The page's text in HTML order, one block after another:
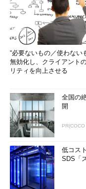
“必要ないもの／使わない
無効化し、クライアント
リティを向上させる
全国の
開
低コス
SDS「